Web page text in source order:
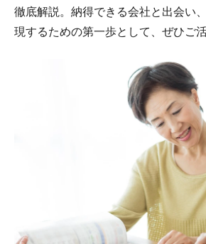
徹底解説。納得できる会社と出会い
現するための第一歩として、ぜひご